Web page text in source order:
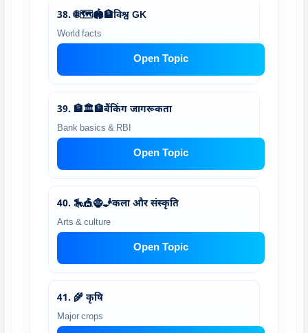
38. 🌐🗺️🏟️🏦विश्व GK
World facts
Open Topic
39. 🏦🏛️🏦बैंकिंग जागरूकता
Bank basics & RBI
Open Topic
40. 🎠🎪🧌🧞कला और संस्कृति
Arts & culture
Open Topic
41. 🌾 कृषि
Major crops